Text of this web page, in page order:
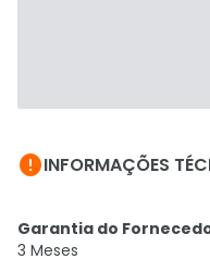
INFORMAÇÕES
Garantia do
3 Meses